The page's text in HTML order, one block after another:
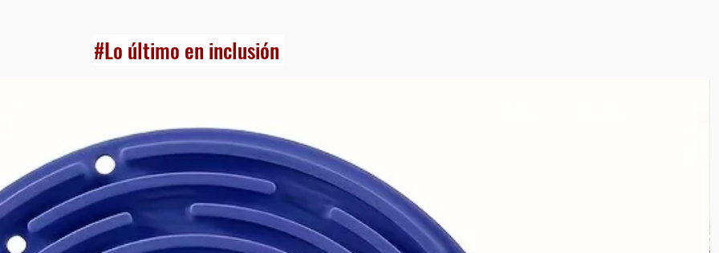
#Lo último en inclusión